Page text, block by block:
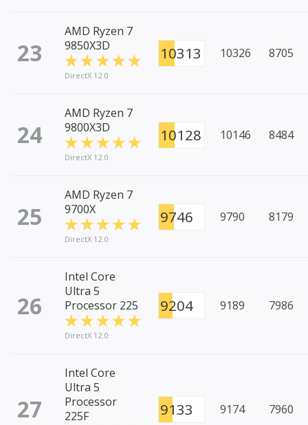
23
AMD Ryzen 7
9850X3D
DirectX 12.0
10313 10326 8705
24
AMD Ryzen 7
9800X3D
DirectX 12.0
10128 10146 8484
25
AMD Ryzen 7
9700X
DirectX 12.0
9746 9790 8179
26
Intel Core
Ultra 5
Processor 225
DirectX 12.0
9204 9189 7986
27
Intel Core
Ultra 5
Processor
225F
9133 9174 7960